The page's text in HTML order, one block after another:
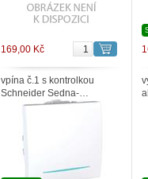
169,00 Kč
vpína č.1 s kontrolkou
Schneider Sedna-…